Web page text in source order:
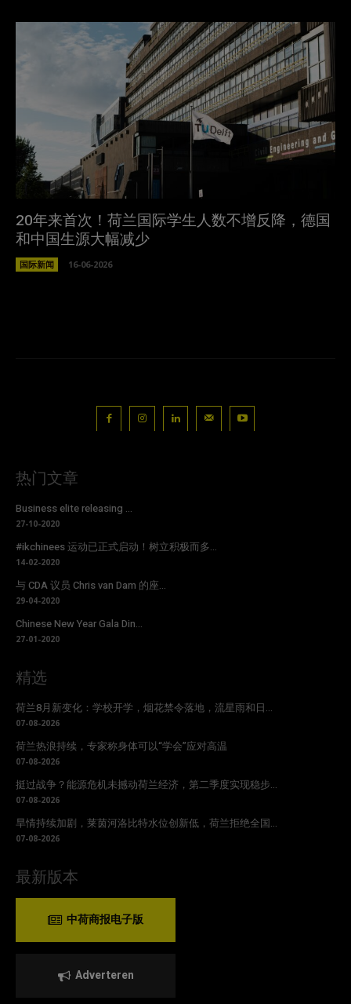
20年来首次！荷兰国际学生人数不增反降，德国
和中国生源大幅减少
国际新闻 16-06-2026
热门文章
Business elite releasing ...
27-10-2020
#ikchinees 运动已正式启动！树立积极而多...
14-02-2020
与 CDA 议员 Chris van Dam 的座...
29-04-2020
Chinese New Year Gala Din...
27-01-2020
精选
荷兰8月新变化：学校开学，烟花禁令落地，流星雨和日...
07-08-2026
荷兰热浪持续，专家称身体可以“学会”应对高温
07-08-2026
挺过战争？能源危机未撼动荷兰经济，第二季度实现稳步...
07-08-2026
旱情持续加剧，莱茵河洛比特水位创新低，荷兰拒绝全国...
07-08-2026
最新版本
中荷商报电子版
Adverteren